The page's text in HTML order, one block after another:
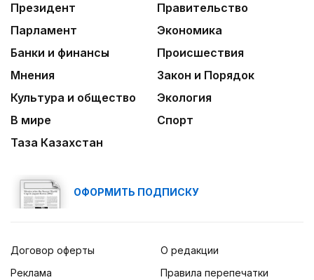
Президент
Правительство
Парламент
Экономика
Банки и финансы
Происшествия
Мнения
Закон и Порядок
Культура и общество
Экология
В мире
Спорт
Таза Казахстан
ОФОРМИТЬ ПОДПИСКУ
Договор оферты
Реклама
О редакции
Правила перепечатки